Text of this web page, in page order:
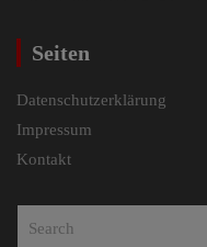
Seiten
Datenschutzerklärung
Impressum
Kontakt